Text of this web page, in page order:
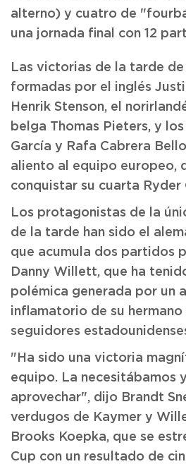
alterno) y cuatro de
una jornada final con 12
Las victorias de la tarde de
formadas por el inglés
Henrik Stenson, el
belga Thomas Pieters, y
García y Rafa Cabrera
aliento al equipo europeo,
conquistar su cuarta Ryder
Los protagonistas de la
de la tarde han sido el
que acumula dos partidos
Danny Willett, que ha
polémica generada por un
inflamatorio de su
seguidores
"Ha sido una victoria
equipo. La necesitábamos
aprovechar", dijo Brandt
verdugos de Kaymer y
Brooks Koepka, que se
Cup con un resultado de